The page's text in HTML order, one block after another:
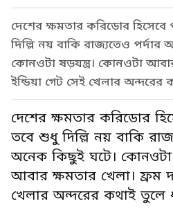
দেশের ক্ষমতার করিডোর হিসেবে
দিল্লি নয় বাকি রাজ্যতেও
কোনওটা ষড়যন্ত্র। কোনওটা
ইন্ডিয়া গেট সেই খেলার অন্দরের
দেশের ক্ষমতার করিডোর
তবে শুধু দিল্লি নয় বাকি
অনেক কিছুই ঘটে। কোনওটা
আবার ক্ষমতার খেলা। ফ্রম
খেলার অন্দরের কথাই তুলে